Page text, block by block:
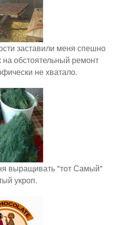
заставили меня спешно
на обстоятельный ремонт
не хватало.
выращивать "тот Самый"
укроп.